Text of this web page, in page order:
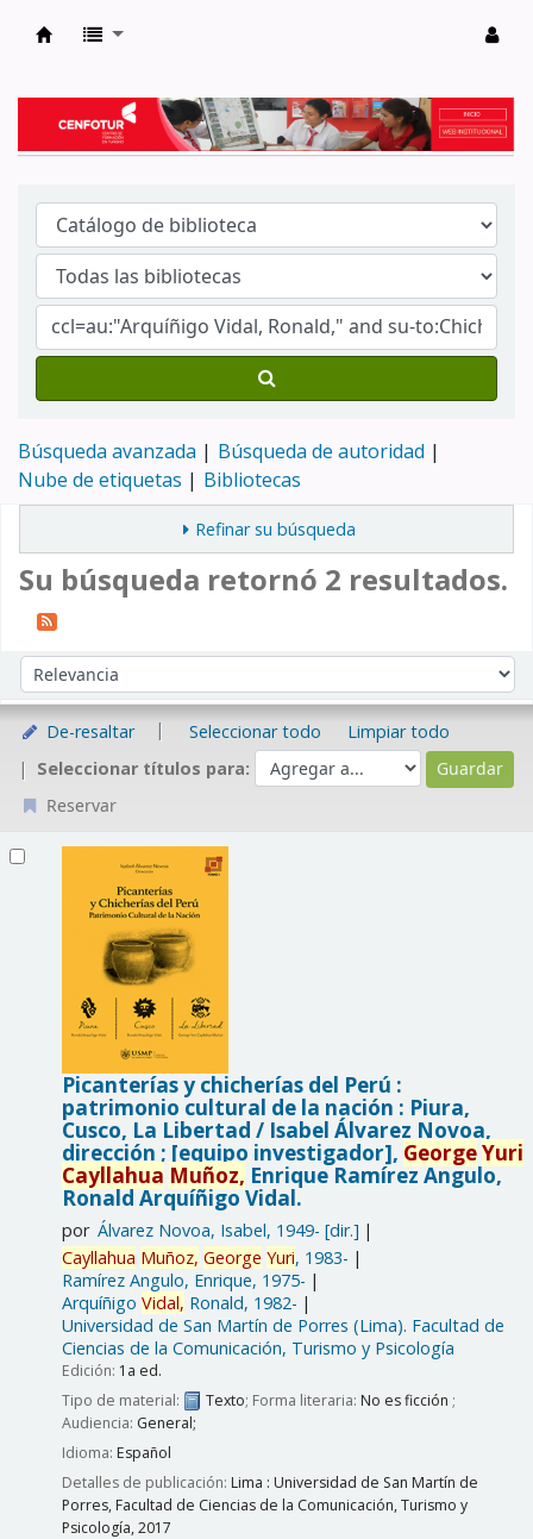
Búsqueda avanzada
Búsqueda de autoridad
Nube de etiquetas
Bibliotecas
Refinar su búsqueda
Su búsqueda retornó 2 resultados.
Ordenar por:
De-resaltar Seleccionar todo
Limpiar todo
Seleccionar títulos para:
Reservar
Picanterías y chicherías del Perú :
patrimonio cultural de la nación : Piura,
Cusco, La Libertad / Isabel Álvarez Novoa,
dirección ; [equipo investigador], GeorgeYuri
Cayllahua Muñoz, Enrique Ramírez Angulo,
Ronald Arquíñigo Vidal.
por Álvarez Novoa, Isabel, 1949- [dir.]
Cayllahua Muñoz, George Yuri, 1983-
Ramírez Angulo, Enrique, 1975-
Arquíñigo Vidal, Ronald, 1982-
Universidad de San Martín de Porres (Lima). Facultad de
Ciencias de la Comunicación, Turismo y Psicología
Edición: 1a ed.
Tipo de material:
Texto; Forma literaria: No es ficción ;
Audiencia: General;
Idioma: Español
Detalles de publicación: Lima : Universidad de San Martín de
Porres, Facultad de Ciencias de la Comunicación, Turismo y
Psicología,2017